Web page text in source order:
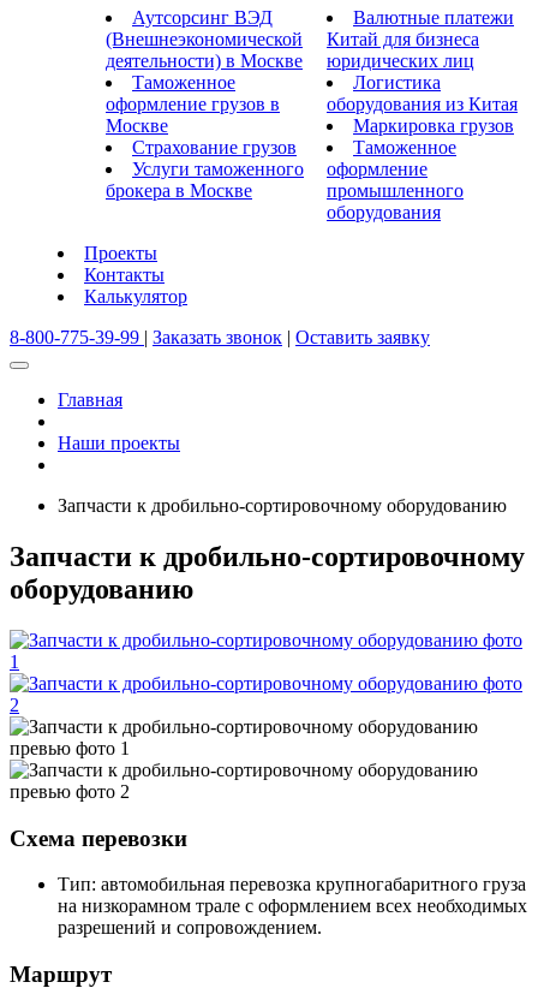
Аутсорсинг ВЭД
(Внешнеэкономической
деятельности) в Москве
Таможенное
оформление грузов в
Москве
Страхование грузов
Услуги таможенного
брокера в Москве
Валютные платежи
Китай для бизнеса
юридических лиц
Логистика
оборудования из Китая
Маркировка грузов
Таможенное
оформление
промышленного
оборудования
Проекты
Контакты
Калькулятор
8-800-775-39-99 | Заказать звонок | Оставить заявку
Главная
Наши проекты
Запчасти к дробильно-сортировочному оборудованию
Запчасти к дробильно-сортировочному
оборудованию
Схема перевозки
Тип: автомобильная перевозка крупногабаритного груза
на низкорамном трале с оформлением всех необходимых
разрешений и сопровождением.
Маршрут